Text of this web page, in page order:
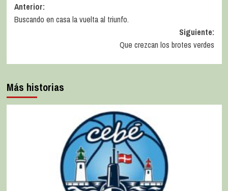
Anterior:
Buscando en casa la vuelta al triunfo.
Siguiente:
Que crezcan los brotes verdes
Más historias